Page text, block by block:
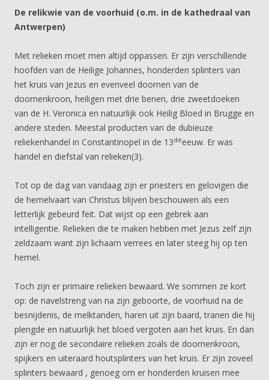
De relikwie van de voorhuid (o.m. in de kathedraal van
Antwerpen)
Met relieken moet men altijd oppassen. Er zijn verschillende
hoofden van de Heilige Johannes, honderden splinters van
het kruis van Jezus en evenveel doornen van de
doornenkroon, heiligen met drie benen, drie zweetdoeken
van de H. Veronica en natuurlijk ook Heilig Bloed in Brugge en
andere steden. Meestal producten van de dubieuze
reliekenhandel in Constantinopel in de 13deeeuw. Er was
handel en diefstal van relieken(3).
Tot op de dag van vandaag zijn er priesters en gelovigen die
de hemelvaart van Christus blijven beschouwen als een
letterlijk gebeurd feit. Dat wijst op een gebrek aan
intelligentie. Relieken die te maken hebben met Jezus zelf zijn
zeldzaam want zijn lichaam verrees en later steeg hij op ten
hemel.
Toch zijn er primaire relieken bewaard. We sommen ze kort
op: de navelstreng van na zijn geboorte, de voorhuid na de
besnijdenis, de melktanden, haren uit zijn baard, tranen die hij
plengde en natuurlijk het bloed vergoten aan het kruis. En dan
zijn er nog de secondaire relieken zoals de doornenkroon,
spijkers en uiteraard houtsplinters van het kruis. Er zijn zoveel
splinters bewaard , genoeg om er honderden kruisen mee